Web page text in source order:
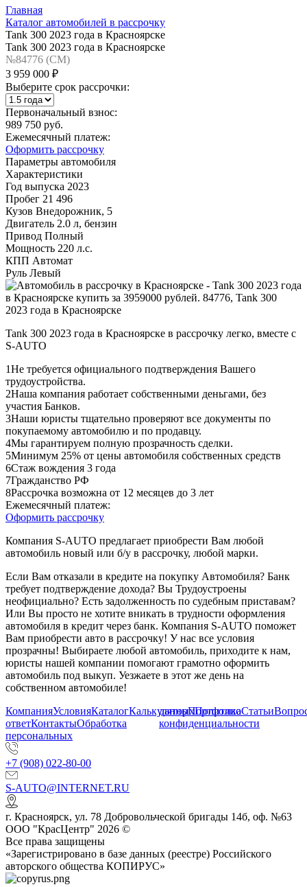
Главная
Каталог автомобилей в рассрочку
Tank 300 2023 года в Красноярске
Tank 300 2023 года в Красноярске
№84776 (CM)
3 959 000 ₽
Выберите срок рассрочки:
Первоначальный взнос:
989 750 руб.
Ежемесячный платеж:
Оформить рассрочку
Параметры автомобиля
Характеристики
Год выпуска 2023
Пробег 21 496
Кузов Внедорожник, 5
Двигатель 2.0 л, бензин
Привод Полный
Мощность 220 л.с.
КПП Автомат
Руль Левый
Tank 300 2023 года в Красноярске в рассрочку легко, вместе с
S-AUTO
1Не требуется официального подтверждения Вашего
трудоустройства.
2Наша компания работает собственными деньгами, без
участия Банков.
3Наши юристы тщательно проверяют все документы по
покупаемому автомобилю и по продавцу.
4Мы гарантируем полную прозрачность сделки.
5Минимум 25% от цены автомобиля собственных средств
6Стаж вождения 3 года
7Гражданство РФ
8Рассрочка возможна от 12 месяцев до 3 лет
Ежемесячный платеж:
Оформить рассрочку
Компания S-AUTO предлагает приобрести Вам любой
автомобиль новый или б/у в рассрочку, любой марки.
Если Вам отказали в кредите на покупку Автомобиля? Банк
требует подтверждение дохода? Вы Трудоустроены
неофициально? Есть задолженность по судебным приставам?
Или Вы просто не хотите вникать в трудности оформления
автомобиля в кредит через банк. Компания S-AUTO поможет
Вам приобрести авто в рассрочку! У нас все условия
прозрачны! Выбираете любой автомобиль, приходите к нам,
юристы нашей компании помогают грамотно оформить
автомобиль под выкуп. Уезжаете в этот же день на
собственном автомобиле!
КомпанияУсловияКаталогКалькуляторПортфолиоСтатьи
ответКонтактыОбработка
персональных
данныхПолитика
конфиденциальности
+7 (908) 022-80-00
S-AUTO@INTERNET.RU
г. Красноярск, ул. 78 Добровольческой бригады 14б, оф. №63
ООО "КрасЦентр" 2026 ©
Все права защищены
«Зарегистрировано в базе данных (реестре) Российского
авторского общества КОПИРУС»